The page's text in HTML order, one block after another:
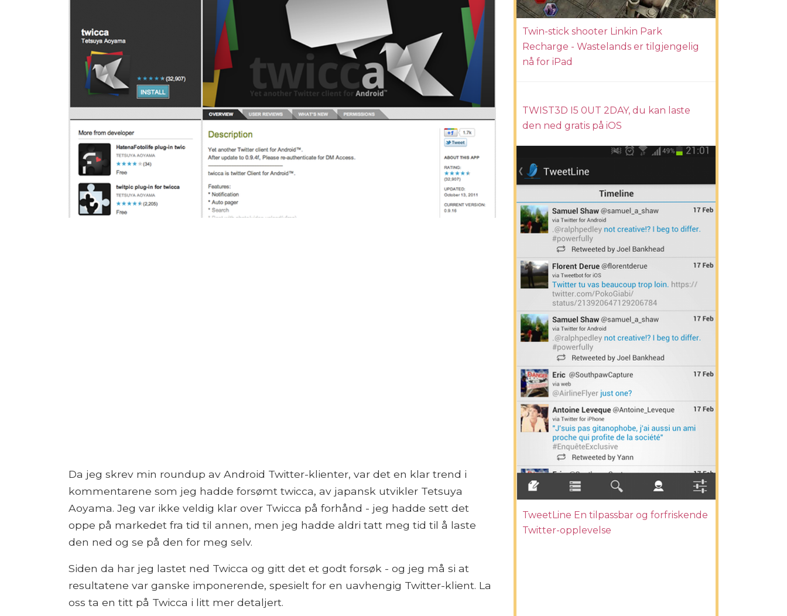
Da jeg skrev min roundup av Android Twitter-klienter, var det en klar trend i
kommentarene som jeg hadde forsømt twicca, av japansk utvikler Tetsuya
Aoyama. Jeg var ikke veldig klar over Twicca på forhånd - jeg hadde sett det
oppe på markedet fra tid til annen, men jeg hadde aldri tatt meg tid til å laste
den ned og se på den for meg selv.
Siden da har jeg lastet ned Twicca og gitt det et godt forsøk - og jeg må si at
resultatene var ganske imponerende, spesielt for en uavhengig Twitter-klient. La
oss ta en titt på Twicca i litt mer detaljert.
Twin-stick shooter Linkin Park
Recharge - Wastelands er tilgjengelig
nå for iPad
TWIST3D I5 0UT 2DAY, du kan laste
den ned gratis på iOS
TweetLine En tilpassbar og forfriskende
Twitter-opplevelse